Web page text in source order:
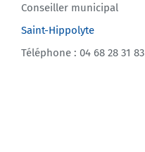
Conseiller municipal
Saint-Hippolyte
Téléphone : 04 68 28 31 83